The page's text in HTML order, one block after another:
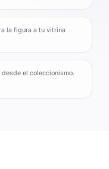
la figura a tu vitrina
el coleccionismo.